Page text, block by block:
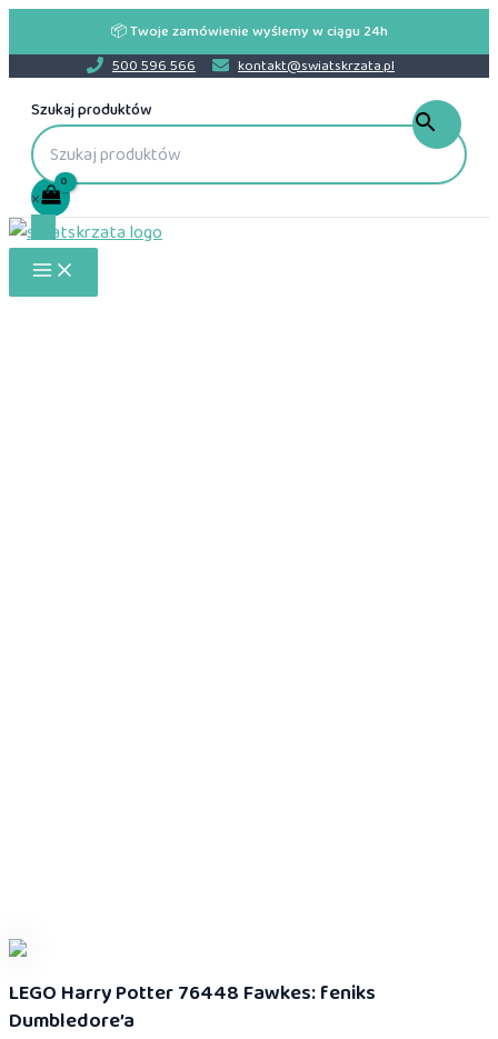
do
treści
📦 Twoje zamówienie wyślemy w ciągu 24h
500 596 566
kontakt@swiatskrzata.pl
Szukaj produktów
×
Main
Menu
LEGO Harry Potter 76448 Fawkes: feniks
Dumbledore’a